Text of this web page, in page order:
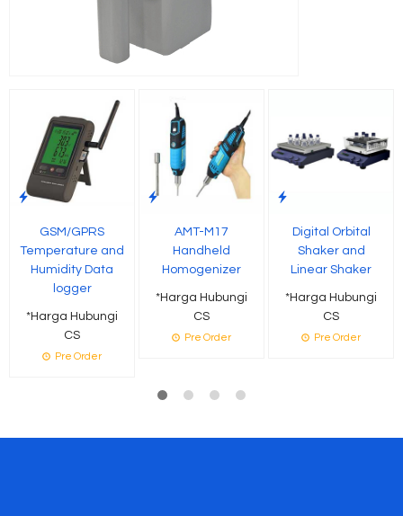
GSM/GPRS
Temperature and
Humidity Data
logger
*Harga Hubungi
CS
Pre Order
AMT-M17
Handheld
Homogenizer
*Harga Hubungi
CS
Pre Order
Digital Orbital
Shaker and
Linear Shaker
*Harga Hubungi
CS
Pre Order